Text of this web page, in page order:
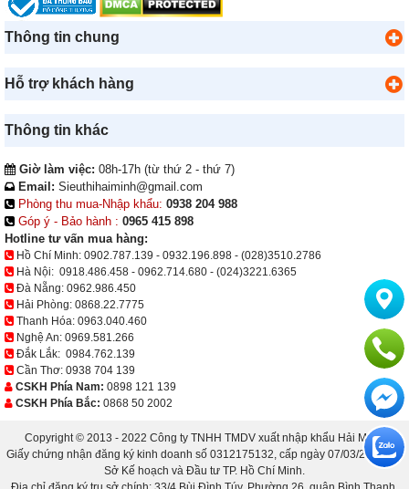
Thông tin chung
Hỗ trợ khách hàng
Thông tin khác
Giờ làm việc: 08h-17h (từ thứ 2 - thứ 7)
Email: Sieuthihaiminh@gmail.com
Phòng thu mua-Nhập khẩu: 0938 204 988
Góp ý - Bảo hành : 0965 415 898
Hotline tư vấn mua hàng:
Hồ Chí Minh: 0902.787.139 - 0932.196.898 - (028)3510.2786
Hà Nội: 0918.486.458 - 0962.714.680 - (024)3221.6365
Đà Nẵng: 0962.986.450
Hải Phòng: 0868.22.7775
Thanh Hóa: 0963.040.460
Nghệ An: 0969.581.266
Đắk Lắk: 0984.762.139
Cần Thơ: 0938 704 139
CSKH Phía Nam: 0898 121 139
CSKH Phía Bắc: 0868 50 2002
Copyright © 2013 - 2022 Công ty TNHH TMDV xuất nhập khẩu Hải Minh.
Giấy chứng nhận đăng ký kinh doanh số 0312175132, cấp ngày 07/03/2013 bởi
Sở Kế hoạch và Đầu tư TP. Hồ Chí Minh.